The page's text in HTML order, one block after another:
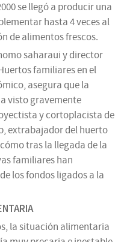
se llegó a producir una
hasta 4 veces al
de alimentos frescos.
saharaui y director
familiares en el
asegura que la
visto gravemente
y cortoplacista de
extrabajador del huerto
tras la llegada de la
familiares han
los fondos ligados a la
la situación alimentaria